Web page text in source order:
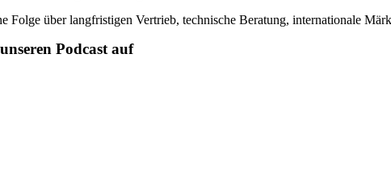
Folge über langfristigen Vertrieb, technische Beratung, internationale
Podcast auf